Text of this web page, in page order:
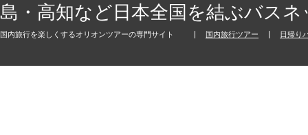
島・高知など日本全国を結ぶバス
国内旅行を楽しくするオリオンツアーの専門サイト 国内旅行ツアー 日帰り